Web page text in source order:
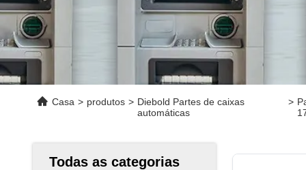
Casa > produtos > Diebold Partes de caixas
automáticas
>
Todas as categorias